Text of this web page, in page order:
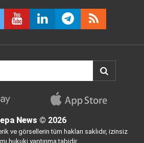
News © 2026
ve görsellerin tüm hakları saklıdır, izinsiz
hukuki yaptırıma tabidir.